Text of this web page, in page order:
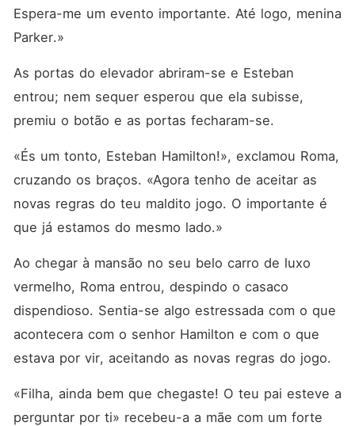
Espera-me um evento importante. Até logo, menina
Parker.»
As portas do elevador abriram-se e Esteban
entrou; nem sequer esperou que ela subisse,
premiu o botão e as portas fecharam-se.
«És um tonto, Esteban Hamilton!», exclamou Roma,
cruzando os braços. «Agora tenho de aceitar as
novas regras do teu maldito jogo. O importante é
que já estamos do mesmo lado.»
Ao chegar à mansão no seu belo carro de luxo
vermelho, Roma entrou, despindo o casaco
dispendioso. Sentia-se algo estressada com o que
acontecera com o senhor Hamilton e com o que
estava por vir, aceitando as novas regras do jogo.
«Filha, ainda bem que chegaste! O teu pai esteve a
perguntar por ti» recebeu-a a mãe com um forte